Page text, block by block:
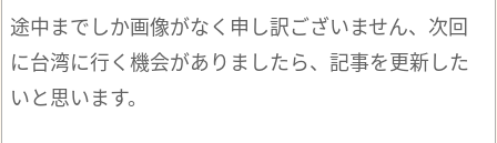
途中までしか画像がなく申し訳ございません、次回
に台湾に行く機会がありましたら、記事を更新した
いと思います。